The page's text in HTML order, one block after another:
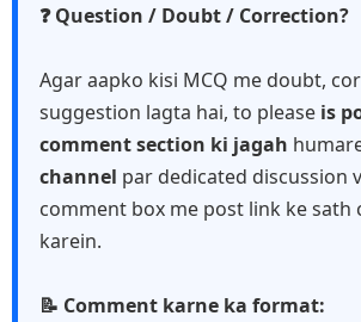
❓ Question / Doubt / Correction?
Agar aapko kisi MCQ me doubt,
suggestion lagta hai, to please is
comment section ki jagah
channel par dedicated discussion
comment box me post link ke sath
karein.
📝 Comment karne ka format: